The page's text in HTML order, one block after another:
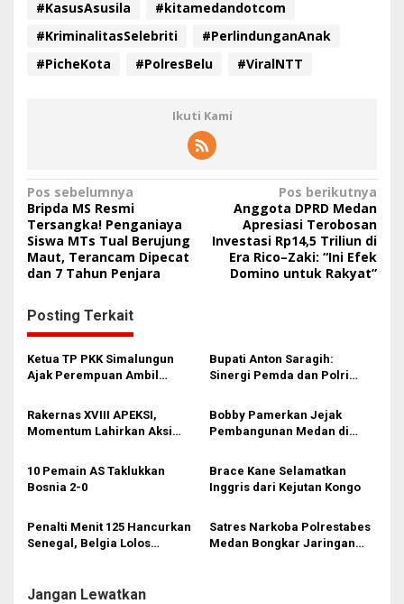
#KasusAsusila
#kitamedandotcom
#KriminalitasSelebriti
#PerlindunganAnak
#PicheKota
#PolresBelu #ViralNTT
Ikuti Kami
N
a
v
i
a
s
i
o
Pos sebelumnya
Bripda MS Resmi
Tersangka! Penganiaya
Siswa MTs Tual Berujung
Maut, Terancam Dipecat
dan 7 Tahun Penjara
Pos berikutnya
Anggota DPRD Medan
Apresiasi Terobosan
Investasi Rp14,5 Triliun di
Era Rico–Zaki: “Ini Efek
Domino untuk Rakyat”
Posting Terkait
Ketua TP PKK Simalungun
Ajak Perempuan Ambil
Pembangunan
Bupati Anton Saragih:
Sinergi Pemda dan Polri
Simalungun
Rakernas XVIII APEKSI,
Momentum Lahirkan Aksi
Bobby Pamerkan Jejak
Pembangunan Medan di
Revitalisasi Stadion Teladan
hingga BRT Listrik
10 Pemain AS Taklukkan
Bosnia 2-0
Brace Kane Selamatkan
Inggris dari Kejutan Kongo
Penalti Menit 125 Hancurkan
Senegal, Belgia Lolos
Satres Narkoba Polrestabes
Medan Bongkar Jaringan
Jangan Lewatkan